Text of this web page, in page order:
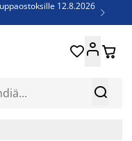
12.8.2026

60% 
 